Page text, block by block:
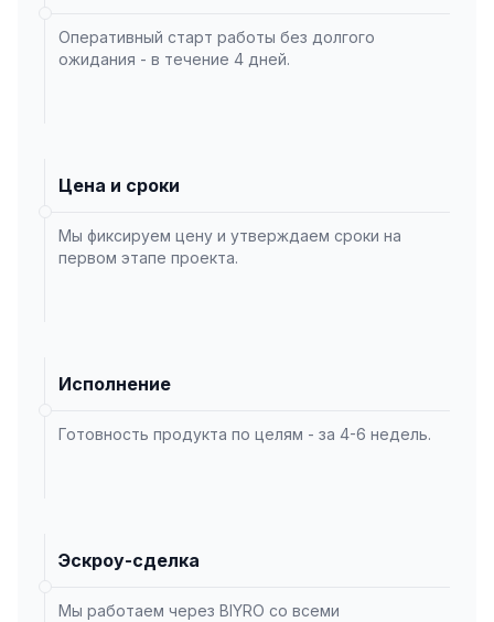
Оперативный старт работы без долгого
ожидания - в течение 4 дней.
Цена и сроки
Мы фиксируем цену и утверждаем сроки на
первом этапе проекта.
Исполнение
Готовность продукта по целям - за 4-6 недель.
Эскроу-сделка
Мы работаем через BIYRO со всеми